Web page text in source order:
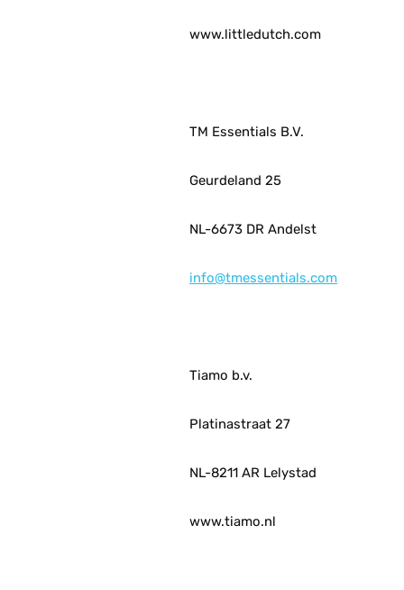
www.littledutch.com
TM Essentials B.V.
Geurdeland 25
NL-6673 DR Andelst
info@tmessentials.com
Tiamo b.v.
Platinastraat 27
NL-8211 AR Lelystad
www.tiamo.nl